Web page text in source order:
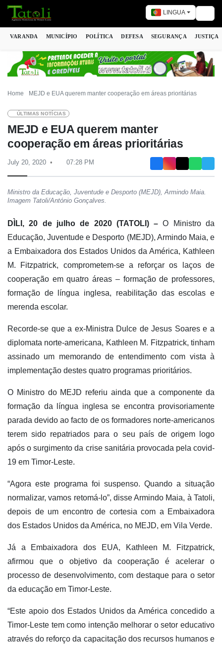
LINGUA
VARANDA MUNICÍPIO POLÍTICA DEFESA SEGURANÇA JUSTIÇA
Home MEJD e EUA querem manter cooperação em áreas prioritárias
ÚLTIMAS NOTÍCIAS
MEJD e EUA querem manter
cooperação em áreas prioritárias
July 20, 2020 07:28 PM
Ministro da Educação, Juventude e Desporto (MEJD), Armindo Maia.
Imagem Tatoli/António Gonçalves.
DÌLI, 20 de julho de 2020 (TATOLI) – O Ministro da
Educação, Juventude e Desporto (MEJD), Armindo Maia, e
a Embaixadora dos Estados Unidos da América, Kathleen
M. Fitzpatrick, comprometem-se a reforçar os laços de
cooperação em quatro áreas – formação de professores,
formação de língua inglesa, reabilitação das escolas e
merenda escolar.
Recorde-se que a ex-Ministra Dulce de Jesus Soares e a
diplomata norte-americana, Kathleen M. Fitzpatrick, tinham
assinado um memorando de entendimento com vista à
implementação destes quatro programas prioritários.
O Ministro do MEJD referiu ainda que a componente da
formação da língua inglesa se encontra provisoriamente
parada devido ao facto de os formadores norte-americanos
terem sido repatriados para o seu país de origem logo
após o surgimento da crise sanitária provocada pela covid-
19 em Timor-Leste.
“Agora este programa foi suspenso. Quando a situação
normalizar, vamos retomá-lo”, disse Armindo Maia, à Tatoli,
depois de um encontro de cortesia com a Embaixadora
dos Estados Unidos da América, no MEJD, em Vila Verde.
Já a Embaixadora dos EUA, Kathleen M. Fitzpatrick,
afirmou que o objetivo da cooperação é acelerar o
processo de desenvolvimento, com destaque para o setor
da educação em Timor-Leste.
“Este apoio dos Estados Unidos da América concedido a
Timor-Leste tem como intenção melhorar o setor educativo
através do reforço da capacitação dos recursos humanos e